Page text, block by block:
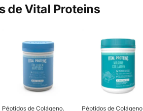
deVital Proteins
Péptidos de Colágeno.
Péptidos de Colágeno